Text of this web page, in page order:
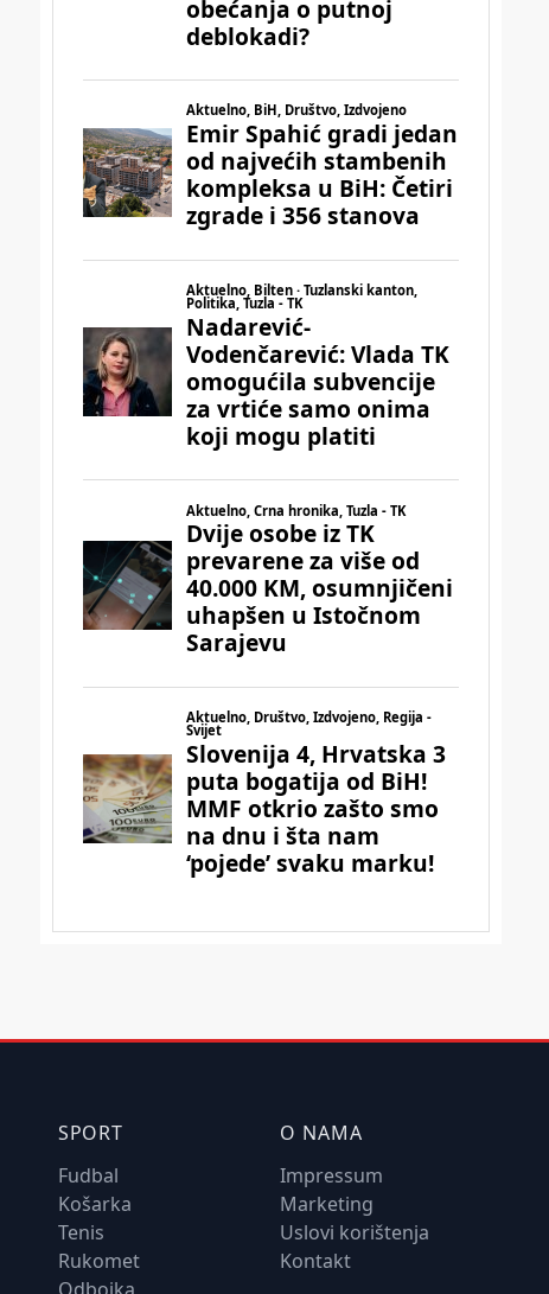
SPORT
Fudbal
Košarka
Tenis
Rukomet
Odbojka
O NAMA
Impressum
Marketing
Uslovi korištenja
Kontakt